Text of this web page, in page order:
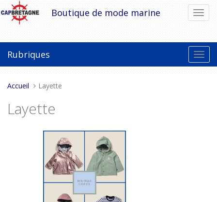
Aller
au
contenu
la
Boutique de mode marine
la
Rubriques
Vous
ici :
Accueil Layette
Layette